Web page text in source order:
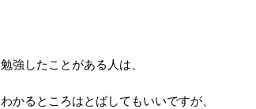
勉強したことがある人は、
わかるところはとばしてもいいですが、